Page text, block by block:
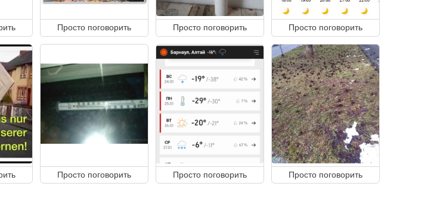
Просто поговорить Просто поговорить Просто поговорить
Просто поговорить Просто поговорить Просто поговорить